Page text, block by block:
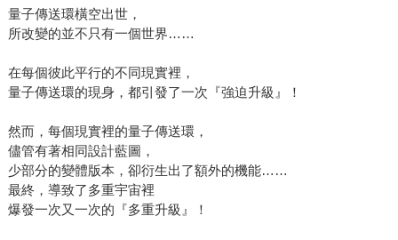
量子傳送環橫空出世，
所改變的並不只有一個世界……
在每個彼此平行的不同現實裡，
量子傳送環的現身，都引發了一次『強迫升級』！
然而，每個現實裡的量子傳送環，
儘管有著相同設計藍圖，
少部分的變體版本，卻衍生出了額外的機能……
最終，導致了多重宇宙裡
爆發一次又一次的『多重升級』！